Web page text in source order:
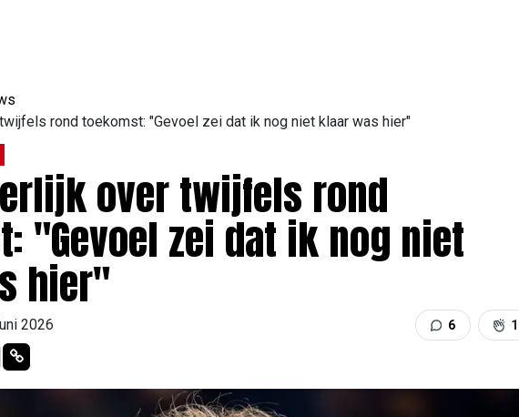
rond toekomst: "Gevoel zei dat ik nog niet klaar was hier"
over twijfels rond
"Gevoel zei dat ik nog niet
hier"
2026 6 1
op Twitter
via Mail
Delen via link